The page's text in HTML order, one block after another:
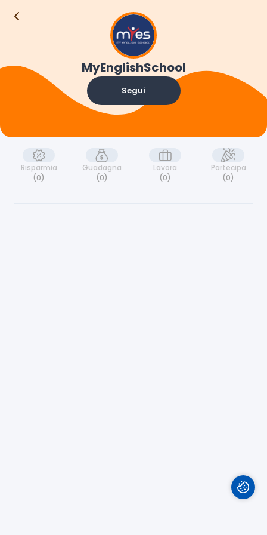
MyEnglishSchool
Segui
Risparmia
(0)
Guadagna
(0)
Lavora
(0)
Partecipa
(0)